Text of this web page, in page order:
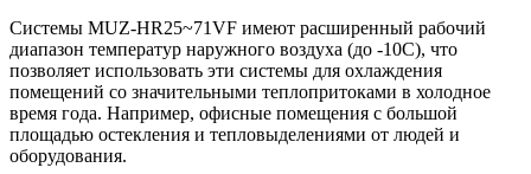
Системы MUZ-HR25~71VF имеют расширенный рабочий
диапазон температур наружного воздуха (до -10С), что
позволяет использовать эти системы для охлаждения
помещений со значительными теплопритоками в холодное
время года. Например, офисные помещения с большой
площадью остекления и тепловыделениями от людей и
оборудования.